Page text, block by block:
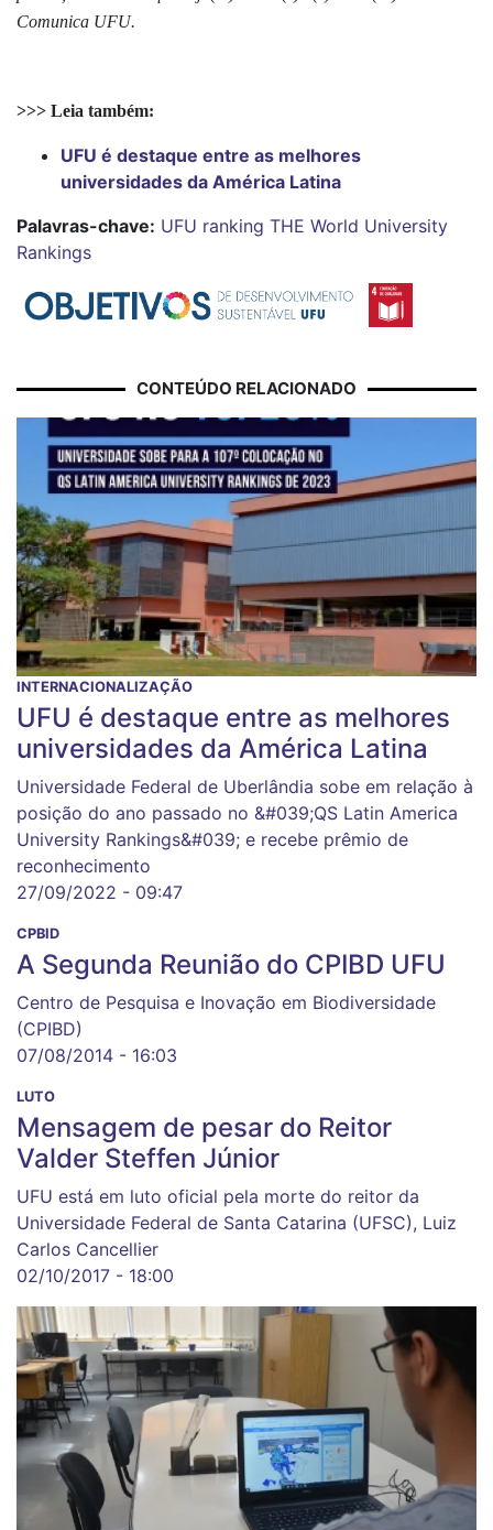
Comunica UFU.
>>> Leia também:
UFU é destaque entre as melhores
universidades da América Latina
Palavras-chave: UFU ranking THE World University
Rankings
CONTEÚDO RELACIONADO
INTERNACIONALIZAÇÃO
UFU é destaque entre as melhores
universidades da América Latina
Universidade Federal de Uberlândia sobe em relação à
posição do ano passado no &#039;QS Latin America
University Rankings&#039; e recebe prêmio de
reconhecimento
27/09/2022 - 09:47
CPBID
A Segunda Reunião do CPIBD UFU
Centro de Pesquisa e Inovação em Biodiversidade
(CPIBD)
07/08/2014 - 16:03
LUTO
Mensagem de pesar do Reitor
Valder Steffen Júnior
UFU está em luto oficial pela morte do reitor da
Universidade Federal de Santa Catarina (UFSC), Luiz
Carlos Cancellier
02/10/2017 - 18:00